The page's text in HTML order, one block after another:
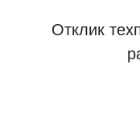
Отклик